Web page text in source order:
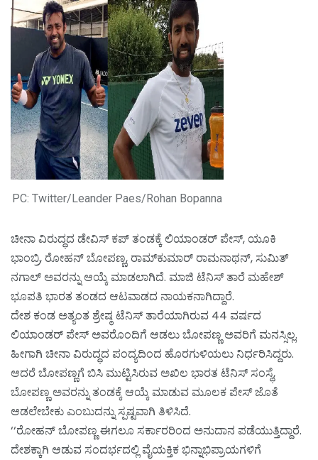
PC: Twitter/Leander Paes/Rohan Bopanna
ಚೀನಾ ವಿರುದ್ಧದ ಡೇವಿಸ್ ಕಪ್ ತಂಡಕ್ಕೆ ಲಿಯಾಂಡರ್ ಪೇಸ್, ಯೂಕಿ
ಭಾಂಬ್ರಿ, ರೋಹನ್ ಬೋಪಣ್ಣ, ರಾಮ್‌ಕುಮಾರ್ ರಾಮನಾಥನ್, ಸುಮಿತ್
ನಗಾಲ್ ಅವರನ್ನು ಆಯ್ಕೆ ಮಾಡಲಾಗಿದೆ. ಮಾಜಿ ಟೆನಿಸ್ ತಾರೆ ಮಹೇಶ್
ಭೂಪತಿ ಭಾರತ ತಂಡದ ಆಟವಾಡದ ನಾಯಕನಾಗಿದ್ದಾರೆ.
ದೇಶ ಕಂಡ ಅತ್ಯಂತ ಶ್ರೇಷ್ಠ ಟೆನಿಸ್ ತಾರೆಯಾಗಿರುವ 44 ವರ್ಷದ
ಲಿಯಾಂಡರ್ ಪೇಸ್ ಅವರೊಂದಿಗೆ ಆಡಲು ಬೋಪಣ್ಣ ಅವರಿಗೆ ಮನಸ್ಸಿಲ್ಲ.
ಹೀಗಾಗಿ ಚೀನಾ ವಿರುದ್ಧದ ಪಂದ್ಯದಿಂದ ಹೊರಗುಳಿಯಲು ನಿರ್ಧರಿಸಿದ್ದರು.
ಆದರೆ ಬೋಪಣ್ಣಗೆ ಬಿಸಿ ಮುಟ್ಟಿಸಿರುವ ಅಖಿಲ ಭಾರತ ಟೆನಿಸ್ ಸಂಸ್ಥೆ,
ಬೋಪಣ್ಣ ಅವರನ್ನು ತಂಡಕ್ಕೆ ಆಯ್ಕೆ ಮಾಡುವ ಮೂಲಕ ಪೇಸ್ ಜೊತೆ
ಆಡಲೇಬೇಕು ಎಂಬುದನ್ನು ಸ್ಪಷ್ಟವಾಗಿ ತಿಳಿಸಿದೆ.
‘‘ರೋಹನ್ ಬೋಪಣ್ಣ ಈಗಲೂ ಸರ್ಕಾರರಿಂದ ಅನುದಾನ ಪಡೆಯುತ್ತಿದ್ದಾರೆ.
ದೇಶಕ್ಕಾಗಿ ಆಡುವ ಸಂದರ್ಭದಲ್ಲಿ ವೈಯಕ್ತಿಕ ಭಿನ್ನಾಭಿಪ್ರಾಯಗಳಿಗೆ